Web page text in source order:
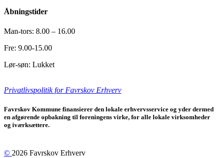
Åbningstider
Man-tors: 8.00 – 16.00
Fre: 9.00-15.00
Lør-søn: Lukket
Privatlivspolitik for Favrskov Erhverv
Favrskov Kommune finansierer den lokale erhvervsservice og yder dermed
en afgørende opbakning til foreningens virke, for alle lokale virksomheder
og iværksættere.
© 2026 Favrskov Erhverv